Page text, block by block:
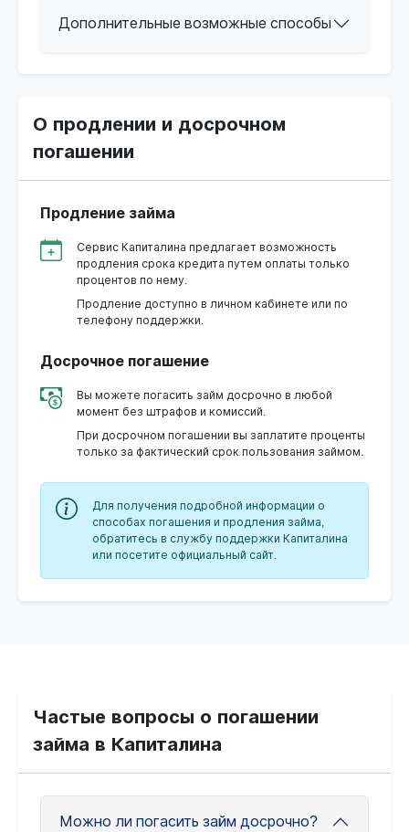
Дополнительные возможные способы
О продлении и досрочном
погашении
Продление займа
Сервис Капиталина предлагает возможность
продления срока кредита путем оплаты только
процентов по нему.
Продление доступно в личном кабинете или по
телефону поддержки.
Досрочное погашение
Вы можете погасить займ досрочно в любой
момент без штрафов и комиссий.
При досрочном погашении вы заплатите проценты
только за фактический срок пользования займом.
Для получения подробной информации о
способах погашения и продления займа,
обратитесь в службу поддержки Капиталина
или посетите официальный сайт.
Частые вопросы о погашении
займа в Капиталина
Можно ли погасить займ досрочно?